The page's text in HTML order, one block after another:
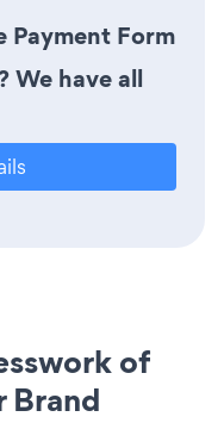
Payment Form
We have all
of
Brand